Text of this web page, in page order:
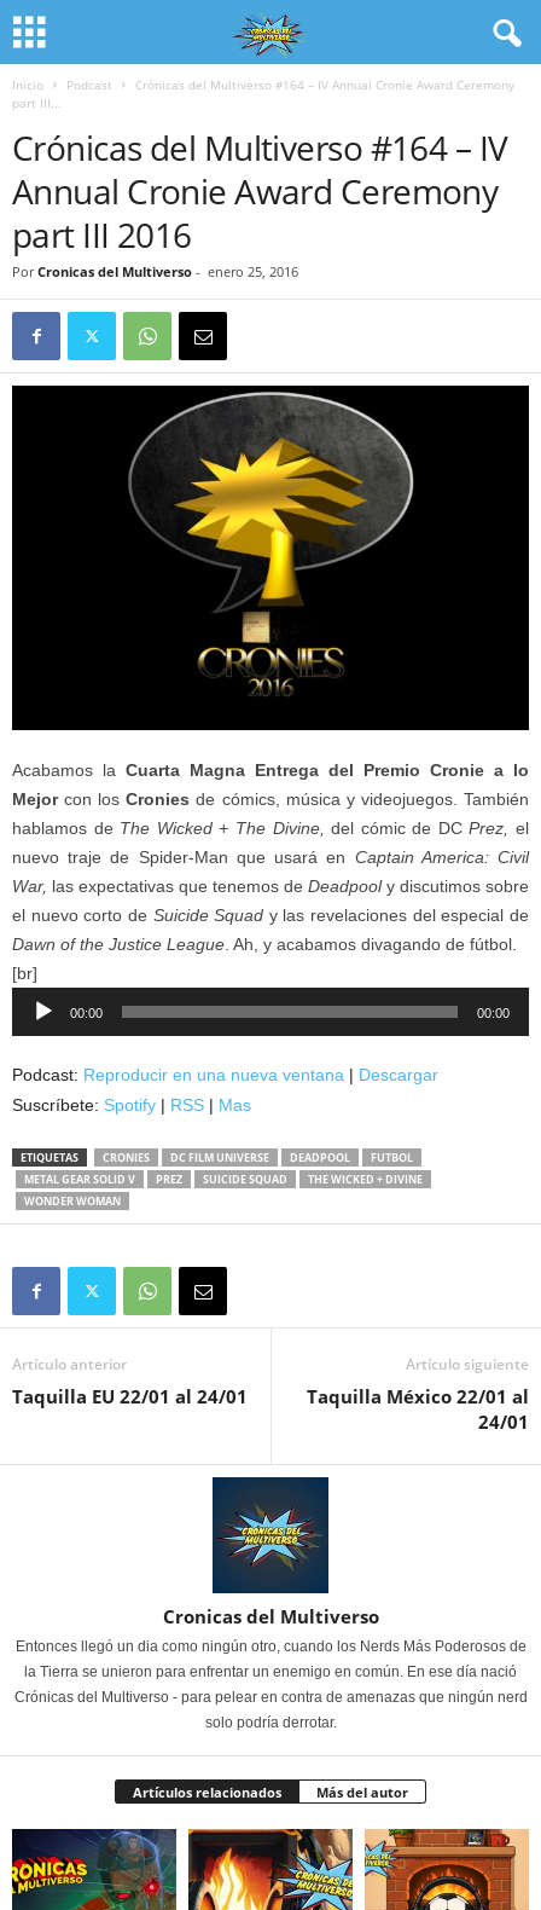
Inicio Podcast
Crónicas del Multiverso #164 – IV Annual Cronie Award Ceremony
part III...
Crónicas del Multiverso #164 – IV
Annual Cronie Award Ceremony
part III 2016
Por Cronicas del Multiverso - enero 25, 2016
Acabamos la Cuarta Magna Entrega del Premio Cronie a lo
Mejorcon losCroniesde cómics, música y videojuegos. También
hablamos de The Wicked + The Divine, del cómic de DCPrez,el
nuevo traje de Spider-Man que usará en Captain America: Civil
War, las expectativas que tenemos de Deadpooly discutimos sobre
el nuevo corto de Suicide Squad y las revelaciones del especial de
Dawn of the Justice League. Ah, y acabamos divagando de fútbol.
[br]
Reproductor
00:00 00:00
Podcast: Reproducir en una nueva ventana | Descargar
Suscríbete: Spotify | RSS | Mas
ETIQUETAS CRONIES DC FILM UNIVERSE DEADPOOL
FUTBOL
METAL GEAR SOLID V
PREZ SUICIDE SQUAD
THE WICKED + DIVINE
WONDER WOMAN
Artículo anterior
Taquilla EU 22/01 al 24/01
Artículo siguiente
Taquilla México 22/01 al
24/01
Cronicas del Multiverso
Entonces llegó un dia como ningún otro, cuando los Nerds Más Poderosos de
la Tierra se unieron para enfrentar un enemigo en común. En ese día nació
Crónicas del Multiverso - para pelear en contra de amenazas que ningún nerd
solo podría derrotar.
Artículos relacionados Más del autor